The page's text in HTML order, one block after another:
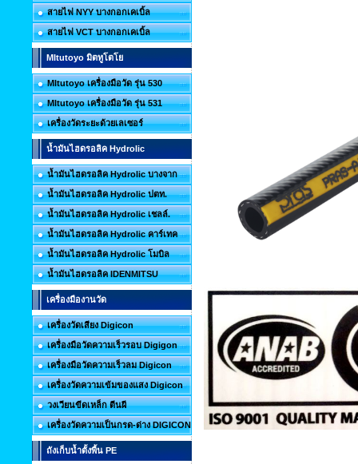
สายไฟ NYY บางกอกเคเบิ้ล
สายไฟ VCT บางกอกเคเบิ้ล
MItutoyo มิตทูโตโย
MItutoyo เครื่องมือวัด รุ่น 530
MItutoyo เครื่องมือวัด รุ่น 531
เครื่องวัดระยะด้วยเลเซอร์
น้ำมันไฮดรอลิค Hydrolic
น้ำมันไฮดรอลิค Hydrolic บางจาก
น้ำมันไฮดรอลิค Hydrolic ปตท.
น้ำมันไฮดรอลิค Hydrolic เชลล์.
น้ำมันไฮดรอลิค Hydrolic คาร์เทค
น้ำมันไฮดรอลิค Hydrolic โมบิล
น้ำมันไฮดรอลิค IDENMITSU
เครื่องมืองานวัด
เครื่องวัดเสียง Digicon
เครื่องมือวัดความเร็วรอบ Digigon
เครื่องมือวัดความเร็วลม Digicon
เครื่องวัดความเข้มของแสง Digicon
วงเวียนขีดเหล็ก ตีนผี
เครื่องวัดความเป็นกรด-ด่าง DIGICON
ถังเก็บน้ำตั้งพื้น PE